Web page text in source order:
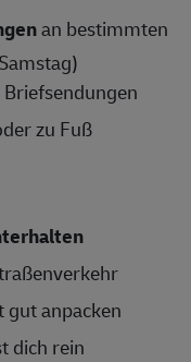
an bestimmten
zu Fuß
gut anpacken
dich rein